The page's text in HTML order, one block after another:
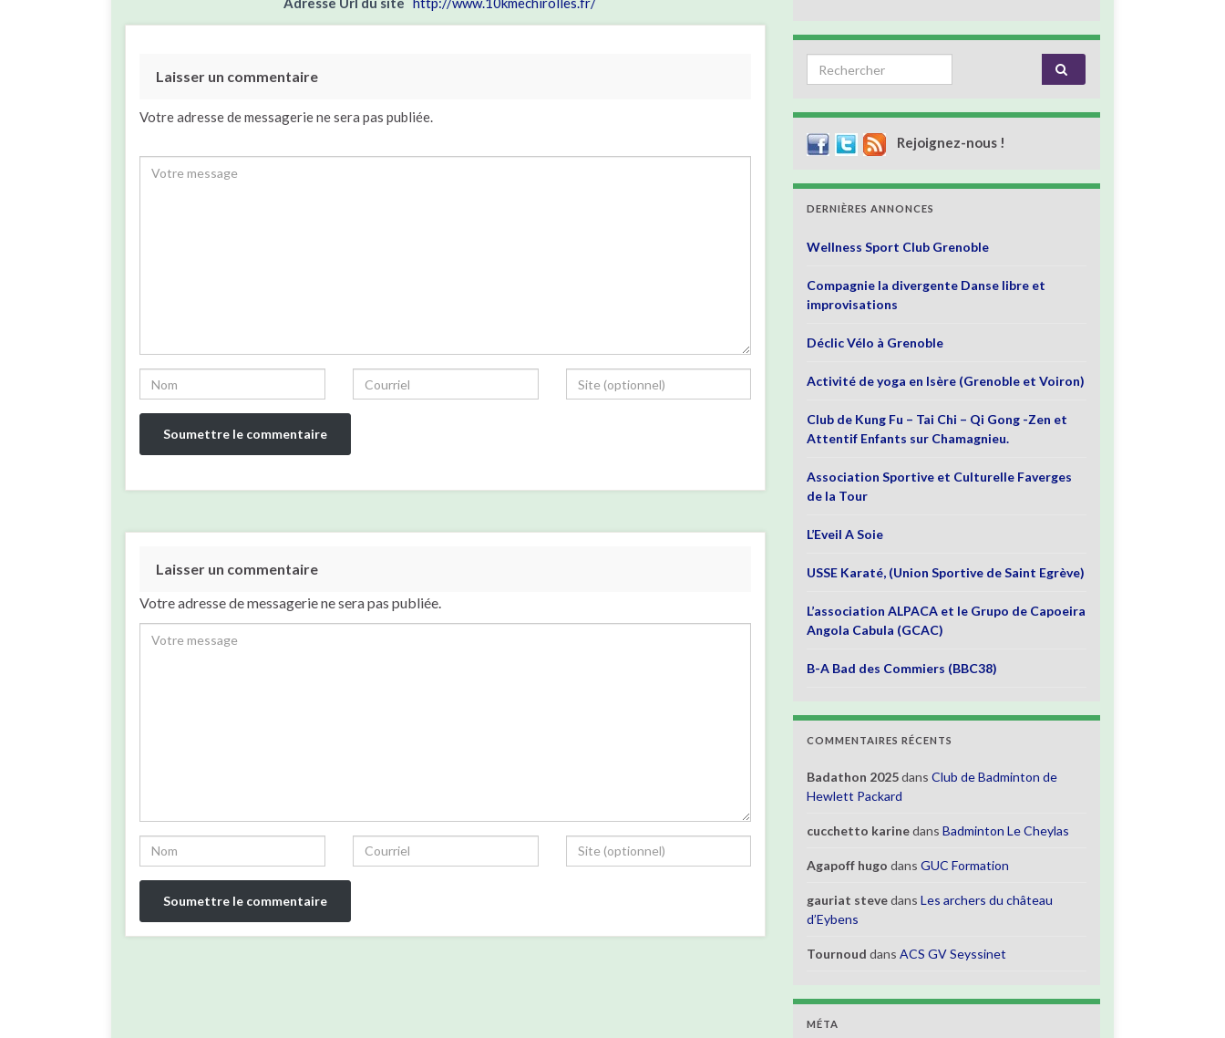
Laisser un commentaire
Votre adresse de messagerie ne sera pas publiée.
Laisser un commentaire
Votre adresse de messagerie ne sera pas publiée.
Search for:
Rejoignez-nous !
DERNIÈRES ANNONCES
Wellness Sport Club Grenoble
Compagnie la divergente Danse libre et
improvisations
Déclic Vélo à Grenoble
Activité de yoga en Isère (Grenoble et Voiron)
Club de Kung Fu – Tai Chi – Qi Gong -Zen et
Attentif Enfants sur Chamagnieu.
Association Sportive et Culturelle Faverges
de la Tour
L’Eveil A Soie
USSE Karaté, (Union Sportive de Saint Egrève)
L’association ALPACA et le Grupo de Capoeira
Angola Cabula (GCAC)
B-A Bad des Commiers (BBC38)
COMMENTAIRES RÉCENTS
Badathon 2025dansClub de Badminton de
Hewlett Packard
cucchetto karinedansBadminton Le Cheylas
Agapoff hugo dansGUC Formation
gauriat stevedansLes archers du château
d’Eybens
Tournoud dansACS GV Seyssinet
MÉTA